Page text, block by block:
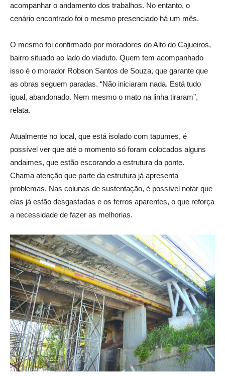
acompanhar o andamento dos trabalhos. No entanto, o
cenário encontrado foi o mesmo presenciado há um mês.
O mesmo foi confirmado por moradores do Alto do Cajueiros,
bairro situado ao lado do viaduto. Quem tem acompanhado
isso é o morador Robson Santos de Souza, que garante que
as obras seguem paradas. “Não iniciaram nada. Está tudo
igual, abandonado. Nem mesmo o mato na linha tiraram”,
relata.
Atualmente no local, que está isolado com tapumes, é
possível ver que até o momento só foram colocados alguns
andaimes, que estão escorando a estrutura da ponte.
Chama atenção que parte da estrutura já apresenta
problemas. Nas colunas de sustentação, é possível notar que
elas já estão desgastadas e os ferros aparentes, o que reforça
a necessidade de fazer as melhorias.